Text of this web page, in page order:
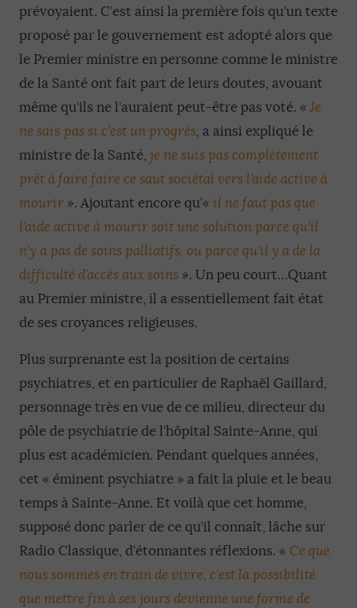
prévoyaient. C’est ainsi la première fois qu’un texte
proposé par le gouvernement est adopté alors que
le Premier ministre en personne comme le ministre
de la Santé ont fait part de leurs doutes, avouant
même qu’ils ne l’auraient peut-être pas voté. « Je
ne sais pas si c’est un progrès, a ainsi expliqué le
ministre de la Santé, je ne suispas complètement
prêt à faire faire ce saut sociétal vers l’aide active à
mourir ». Ajoutant encore qu’« il ne faut pas que
l’aide active à mourir soit une solution parce qu’il
n’y a pas de soins palliatifs, ou parce qu’il y a de la
difficulté d’accès aux soins ». Un peu court…Quant
au Premier ministre, il a essentiellement fait état
de ses croyances religieuses.
Plus surprenante est la position de certains
psychiatres, et en particulier de Raphaël Gaillard,
personnage très en vue de ce milieu, directeur du
pôle de psychiatrie de l’hôpital Sainte-Anne, qui
plus est académicien. Pendant quelques années,
cet « éminent psychiatre » a fait la pluie et le beau
temps à Sainte-Anne. Et voilà que cet homme,
supposé donc parler de ce qu’il connaît, lâche sur
Radio Classique, d’étonnantes réflexions. « Ce que
nous sommes en train de vivre, c’est la possibilité
que mettre fin à ses jours devienne une forme de